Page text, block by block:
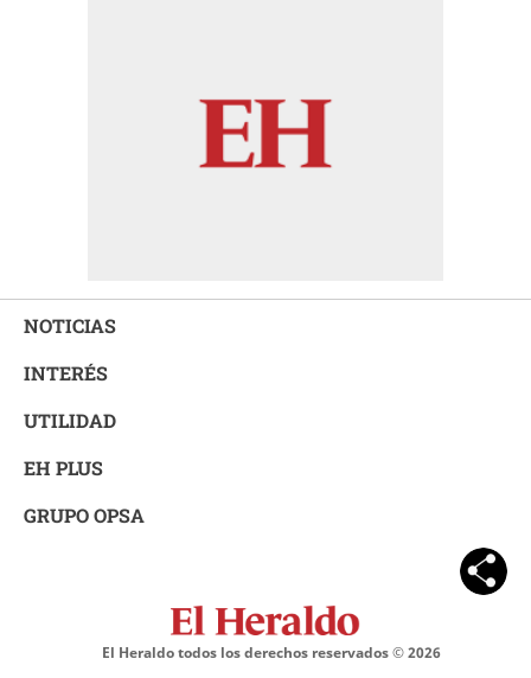
NOTICIAS
INTERÉS
UTILIDAD
EH PLUS
GRUPO OPSA
El Heraldo todos los derechos reservados ©2026